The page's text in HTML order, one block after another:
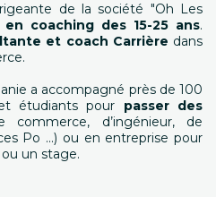
de la société "Oh Les
en coaching des 15-25 ans.
et coach Carrière dans
a accompagné près de 100
étudiants pour passer des
commerce, d’ingénieur, de
Po ...) ou en entreprise pour
un stage.